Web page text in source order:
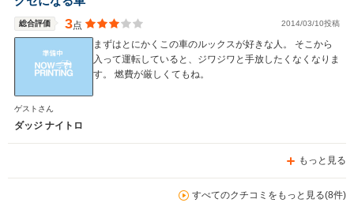
総合評価 3点 2014/03/10投稿
まずはとにかくこの車のルックスが好きな人。 そこから
入って運転していると、ジワジワと手放したくなくなりま
す。 燃費が厳しくてもね。
ゲストさん
ダッジ ナイトロ
もっと見る
すべてのクチコミをもっと見る(8件)